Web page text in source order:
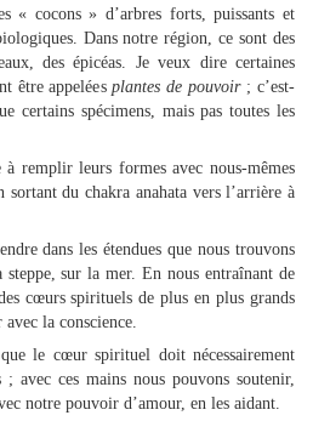
« cocons » d’arbres forts, puissants et
Dans notre région, ce sont des
des épicéas. Je veux dire certaines
être appeléesplantes de pouvoir; c’est-
certains spécimens, mais pas toutes les
à remplir leurs formes avec nous-mêmes
du chakra anahata vers l’arrière à
dans les étendues que nous trouvons
steppe, sur la mer. En nous entraînant de
cœurs spirituels de plus en plus grands
la conscience.
le cœur spirituel doit nécessairement
avec ces mains nous pouvons soutenir,
notre pouvoir d’amour, en les aidant.